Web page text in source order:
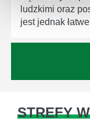
ludzkimi oraz
jest jednak
STREFY